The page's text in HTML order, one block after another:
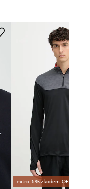
extra -5% z kodem: OFF*